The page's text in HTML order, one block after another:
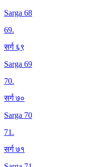
Sarga 68
69.
सर्ग ६९
Sarga 69
70.
सर्ग ७०
Sarga 70
71.
सर्ग ७१